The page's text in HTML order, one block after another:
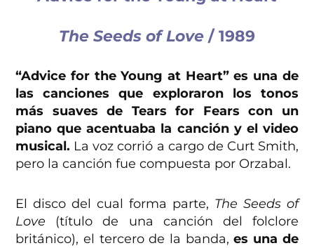
The Seeds of Love / 1989
“Advice for the Young at Heart” es una de
las canciones que exploraron los tonos
más suaves de Tears for Fears con un
piano que acentuaba la canción y el video
musical. La voz corrió a cargo de Curt Smith,
pero la canción fue compuesta por Orzabal.
El disco del cual forma parte, The Seeds of
Love (título de una canción del folclore
británico), el tercero de la banda,es una de